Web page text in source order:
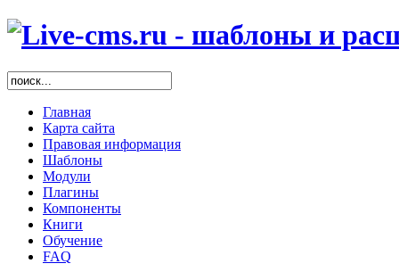
Главная
Карта сайта
Правовая информация
Шаблоны
Модули
Плагины
Компоненты
Книги
Обучение
FAQ